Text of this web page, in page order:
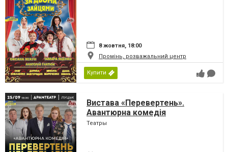
8 жовтня, 18:00
Промінь, розважальний центр
Купити
Вистава «Перевертень».
Авантюрна комедія
Театры